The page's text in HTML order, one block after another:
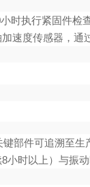
时执行紧固件
速度传感器，
键部件可追溯至
小时以上）与振